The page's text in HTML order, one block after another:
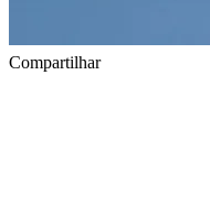
Compartilhar